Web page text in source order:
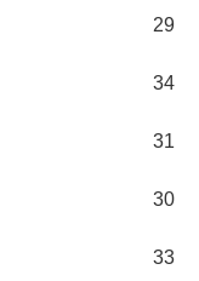
29
34
31
30
33